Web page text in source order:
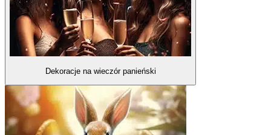
Dekoracje na wieczór panieński